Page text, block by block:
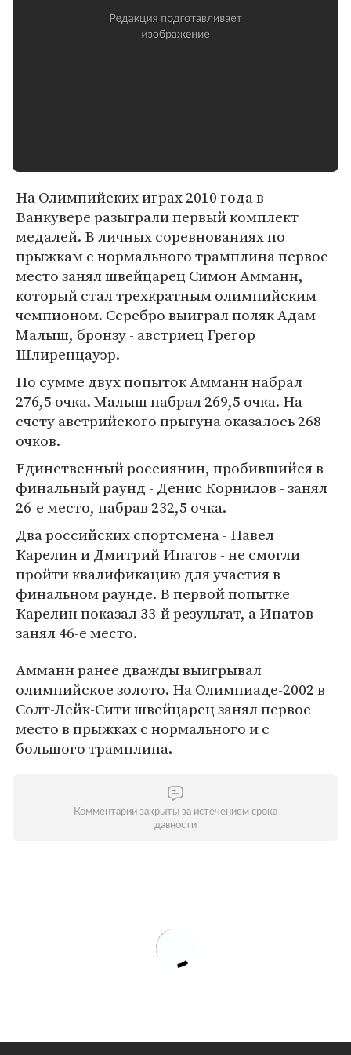
На Олимпийских играх 2010 года в
Ванкувере разыграли первый комплект
медалей. В личных соревнованиях по
прыжкам с нормального трамплина первое
место занял швейцарец Симон Амманн,
который стал трехкратным олимпийским
чемпионом. Серебро выиграл поляк Адам
Малыш, бронзу - австриец Грегор
Шлиренцауэр.
По сумме двух попыток Амманн набрал
276,5 очка. Малыш набрал 269,5 очка. На
счету австрийского прыгуна оказалось 268
очков.
Единственный россиянин, пробившийся в
финальный раунд - Денис Корнилов - занял
26-е место, набрав 232,5 очка.
Два российских спортсмена - Павел
Карелин и Дмитрий Ипатов - не смогли
пройти квалификацию для участия в
финальном раунде. В первой попытке
Карелин показал 33-й результат, а Ипатов
занял 46-е место.
Амманн ранее дважды выигрывал
олимпийское золото. На Олимпиаде-2002 в
Солт-Лейк-Сити швейцарец занял первое
место в прыжках с нормального и с
большого трамплина.
Комментарии закрыты за истечением срока
давности